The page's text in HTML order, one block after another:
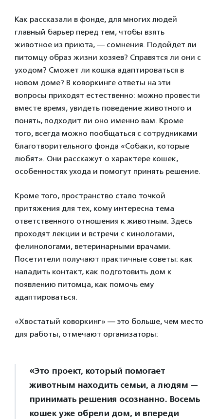
Как рассказали в фонде, для многих людей
главный барьер перед тем, чтобы взять
животное из приюта, — сомнения. Подойдет ли
питомцу образ жизни хозяев? Справятся ли они с
уходом? Сможет ли кошка адаптироваться в
новом доме? В коворкинге ответы на эти
вопросы приходят естественно: можно провести
вместе время, увидеть поведение животного и
понять, подходит ли оно именно вам. Кроме
того, всегда можно пообщаться с сотрудниками
благотворительного фонда «Собаки, которые
любят». Они расскажут о характере кошек,
особенностях ухода и помогут принять решение.
Кроме того, пространство стало точкой
притяжения для тех, кому интересна тема
ответственного отношения к животным. Здесь
проходят лекции и встречи с кинологами,
фелинологами, ветеринарными врачами.
Посетители получают практичные советы: как
наладить контакт, как подготовить дом к
появлению питомца, как помочь ему
адаптироваться.
«Хвостатый коворкинг» — это больше, чем место
для работы, отмечают организаторы:
«Это проект, который помогает
животным находить семьи, а людям —
принимать решения осознанно. Восемь
кошек уже обрели дом, и впереди